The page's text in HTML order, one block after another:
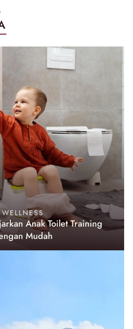
WELLNESS
Anak Toilet Training
Mudah